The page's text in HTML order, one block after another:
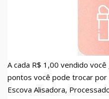
A cada R$ 1,00 vendido
pontos você pode trocar
Escova Alisadora,